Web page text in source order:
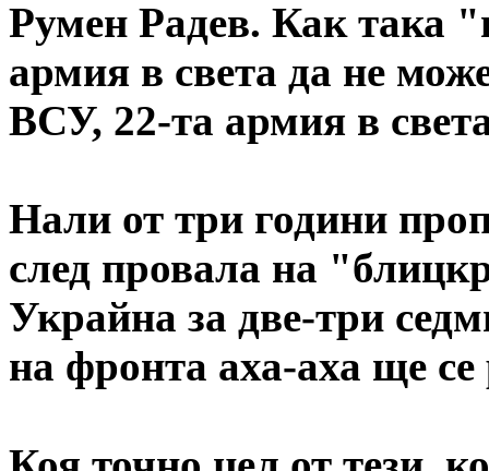
Румен Радев. Как така
армия в света да не
ВСУ, 22-та армия в
Нали от три години
след провала на
Украйна за две-три
на фронта аха-аха ще